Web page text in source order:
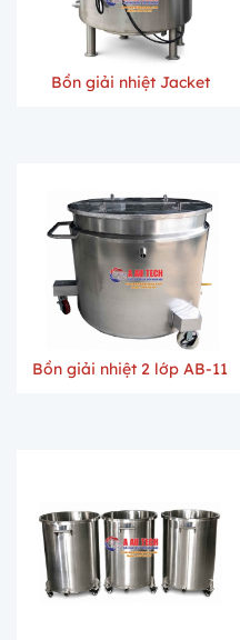
Bồn giải nhiệt Jacket
Bồn giải nhiệt 2 lớp AB-11